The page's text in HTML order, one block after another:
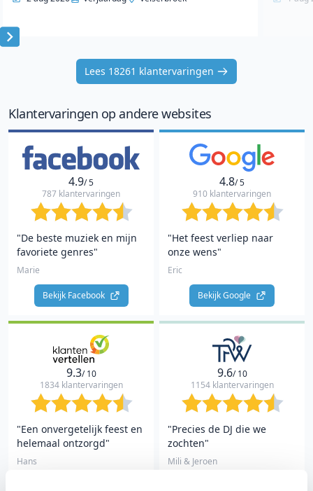
Item
Lees 18261 klantervaringen
Klantervaringen op andere websites
4.9/ 5
787 klantervaringen
"De beste muziek en mijn
favoriete genres"
Marie
Bekijk Facebook
4.8/ 5
910 klantervaringen
"Het feest verliep naar
onze wens"
Eric
Bekijk Google
9.3/ 10
1834 klantervaringen
"Een onvergetelijk feest en
helemaal ontzorgd"
Hans
9.6/ 10
1154 klantervaringen
"Precies de DJ die we
zochten"
Mili & Jeroen